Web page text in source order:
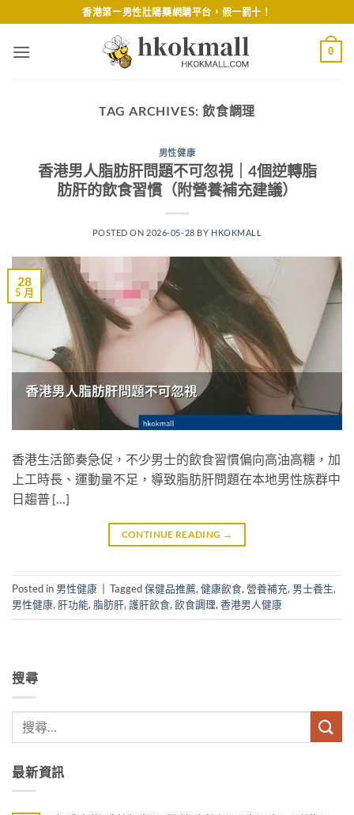
to
content
香港第一男性壯陽藥網購平台，假一罰十！
0
TAG ARCHIVES: 飲食調理
男性健康
香港男人脂肪肝問題不可忽視｜4個逆轉脂
肪肝的飲食習慣（附營養補充建議）
POSTED ON 2026-05-28 BY HKOKMALL
28
5 月
香港生活節奏急促，不少男士的飲食習慣偏向高油高糖，加
上工時長、運動量不足，導致脂肪肝問題在本地男性族群中
日趨普 […]
CONTINUE READING →
Posted in 男性健康 Tagged保健品推薦,健康飲食,營養補充, 男士養生,
男性健康, 肝功能, 脂肪肝,護肝飲食,飲食調理,香港男人健康
搜尋
最新資訊